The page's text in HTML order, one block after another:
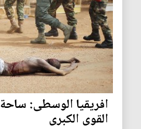
افريقيا الوسطى:
القوى الكبرى